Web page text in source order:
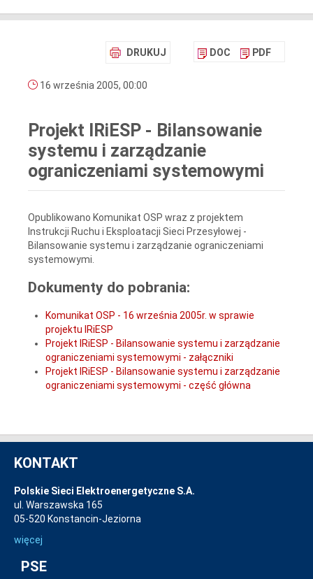
DRUKUJ DOC PDF
16 września 2005, 00:00
Projekt IRiESP - Bilansowanie
systemu i zarządzanie
ograniczeniami systemowymi
Opublikowano Komunikat OSP wraz z projektem
Instrukcji Ruchu i Eksploatacji Sieci Przesyłowej -
Bilansowanie systemu i zarządzanie ograniczeniami
systemowymi.
Dokumenty do pobrania:
Komunikat OSP - 16 września 2005r. w sprawie
projektu IRiESP
Projekt IRiESP - Bilansowanie systemu i zarządzanie
ograniczeniami systemowymi - załączniki
Projekt IRiESP - Bilansowanie systemu i zarządzanie
ograniczeniami systemowymi - część główna
KONTAKT
Polskie Sieci Elektroenergetyczne S.A.
ul. Warszawska 165
05-520 Konstancin-Jeziorna
więcej
PSE